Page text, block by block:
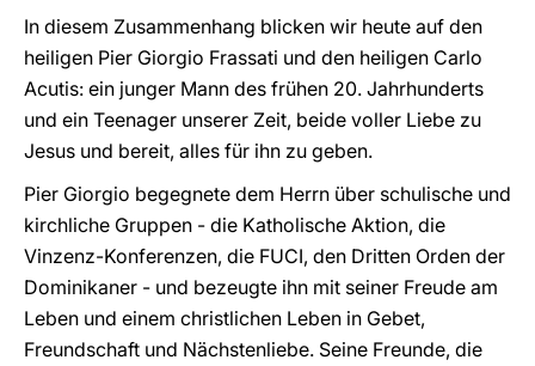
In diesem Zusammenhang blicken wir heute auf den
heiligen Pier Giorgio Frassati und den heiligen Carlo
Acutis: ein junger Mann des frühen 20. Jahrhunderts
und ein Teenager unserer Zeit, beide voller Liebe zu
Jesus und bereit, alles für ihn zu geben.
Pier Giorgio begegnete dem Herrn über schulische und
kirchliche Gruppen - die Katholische Aktion, die
Vinzenz-Konferenzen, die FUCI, den Dritten Orden der
Dominikaner - und bezeugte ihn mit seiner Freude am
Leben und einem christlichen Leben in Gebet,
Freundschaft und Nächstenliebe. Seine Freunde, die